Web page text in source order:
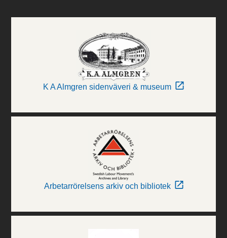
K A Almgren sidenväveri & museum
Arbetarrörelsens arkiv och bibliotek